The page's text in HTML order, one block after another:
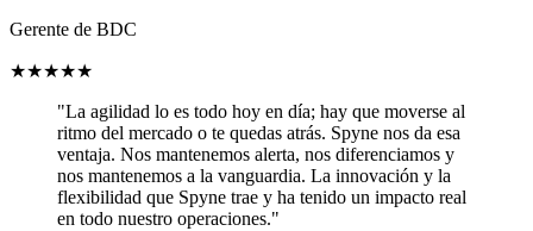
Gerente de BDC
★★★★★
"La agilidad lo es todo hoy en día; hay que moverse al
ritmo del mercado o te quedas atrás. Spyne nos da esa
ventaja. Nos mantenemos alerta, nos diferenciamos y
nos mantenemos a la vanguardia. La innovación y la
flexibilidad que Spyne trae y ha tenido un impacto real
en todo nuestro operaciones."